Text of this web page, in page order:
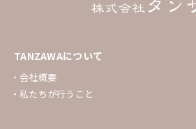
TANZAWAについて
会社概要
私たちが行うこと